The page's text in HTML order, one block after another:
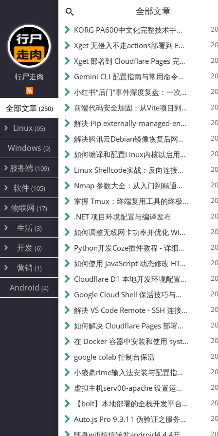
行尸走肉
全部文章 (250)
Linux (95)
Alpine
CentOS(17)
Debian(24)
ProxmoxVE
Ubuntu(7)
Windows (9)
服务端 (109)
环境配置
DD重装(3)
加速优化(34)
面板(12)
容器
游戏 (7)
饥荒(7)
云服务商(4)
WEB源码(6)
建站(5)
软件 (105)
安全(12)
办公(4)
图片 (2)
文件
系统 (35)
AI(10)
物联网 (17)
路由器
随身wifi(1)
mobile(14)
刷机
magisk
生活 (3)
线报
sim卡(1)
开发 (6)
编译
JavaScript(2)
python(2)
营销 (1)
公关(1)
SEO(1)
Android (4)
全部文章
KORG PA600中文化完整技术手册 - 从逆向到实现的全流程指南
Xget 无侵入不走actions部署到 EdgeOne Pages 指南
Xget 部署到 Cloudflare Pages 完整指南 - 无需修改源码的构建配置
Gemini CLI 配置指南与常用命令中文翻译 | API Key、MCP、代理设置
小红书“后门”事件深度复盘：一次沉默危机下的品牌、技术与流程三重考验
前端代码安全加固：从Vite项目到纯静态页面的深度混淆技术备忘
解决 Pip externally-managed-environment 错误：临时与永久绕过方案
解决腾讯云Debian镜像恢复后网络不通问题
如何编译和配置Linux内核以启用BBR2 | 内核编译教程
Linux Shellcode实战：反向连接、持久化、免杀技术详解（MSF,Cobalt Strike）- 从原理到C加载器实现
Nmap 参数大全：从入门到精通，掌握网络扫描的核心技巧
掌握 Tmux：终端复用工具的终极指南
.NET 项目环境配置与编译发布
如何调整无线网卡功率并优化 Wifite 的功率设置
Python开发Coze插件教程 - 详细步骤与注意事项
如何使用 JavaScript 动态修改 HTML 中的权限文本 | 前端开发教程
Cloudflare D1 本地开发环境配置指南 | CF Pages Local Development Guide
Google Cloud Shell 保活技巧与配额时间查看方法
解决 VS Code Remote - SSH 连接失败问题：从权限问题到成功启动
如何解决 Cloudflare Pages 部署中的 API Token 权限问题
在 Docker 容器中安装和使用 systemctl 的完整指南
google colab 控制台保活
小狼毫rime输入法安装与配置指南：从基础到高级自定义
虚拟主机serv00-apache 设置运行目录
【bolt】本地部署的全栈开发平台，支持本地及众多API，本地一键生成应用，部署教程
Auto.js Pro 9.3.11 伪验证之服务器接口 Nginx 版
📝
250
篇文章
✍️
231k
总字数
👥